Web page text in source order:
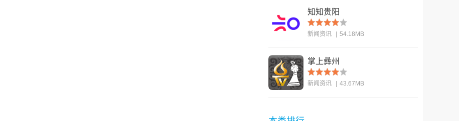
知知贵阳
新闻资讯 54.18MB
掌上彝州
新闻资讯 43.67MB